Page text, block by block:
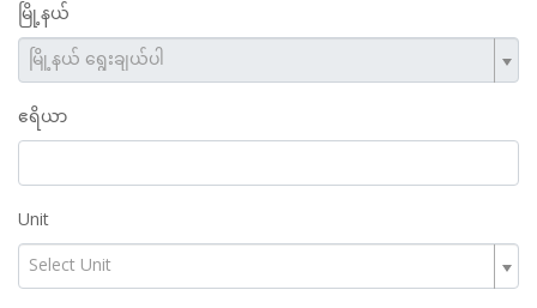
မြို့နယ်
မြို့နယ် ရွေးချယ်ပါ
ဧရိယာ
Unit
Select Unit